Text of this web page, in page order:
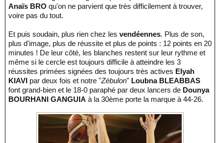
Anaïs BRO qu'on ne parvient que très difficilement à trouver,
voire pas du tout.
Et puis soudain, plus rien chez les vendéennes. Plus de son,
plus d'image, plus de réussite et plus de points : 12 points en 20
minutes ! De leur côté, les blanches restent sur leur rythme et
même si le cercle est toujours difficile à atteindre les 3
réussites primées signées des toujours très actives Elyah
KIAVI par deux fois et notre "Zébulon" Loubna BLEABBAS
font grand-bien et le 18-0 paraphé par deux lancers de Dounya
BOURHANI GANGUIA à la 30ème porte la marque à 44-26.